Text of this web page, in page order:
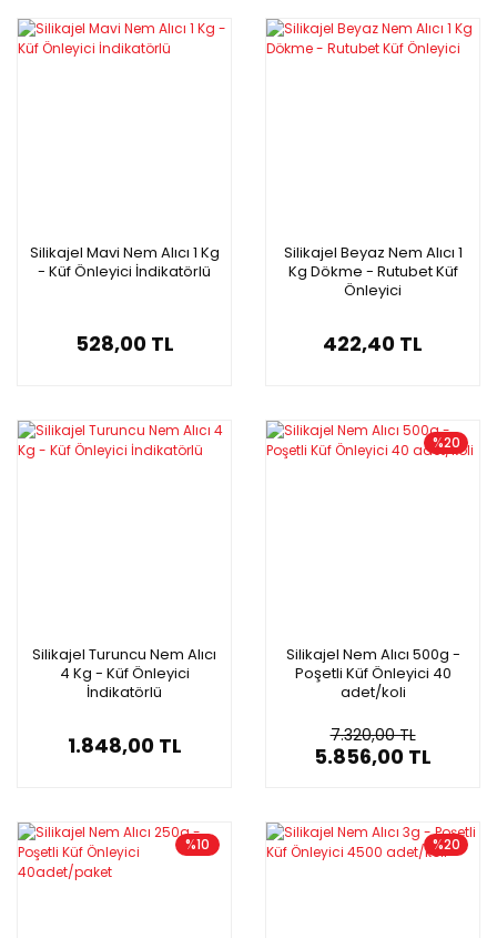
Silikajel Mavi Nem Alıcı 1 Kg
- Küf Önleyici İndikatörlü
528,00 TL
Silikajel Beyaz Nem Alıcı 1
Kg Dökme - Rutubet Küf
Önleyici
422,40 TL
Silikajel Turuncu Nem Alıcı
4 Kg - Küf Önleyici
İndikatörlü
1.848,00 TL
%20
Silikajel Nem Alıcı 500g -
Poşetli Küf Önleyici 40
adet/koli
7.320,00 TL
5.856,00 TL
%10 %20